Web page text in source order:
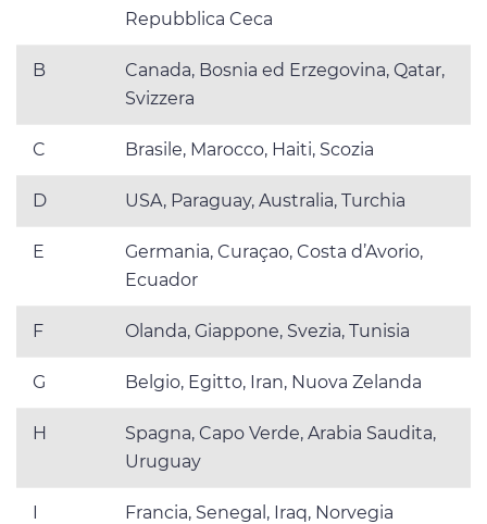
Repubblica Ceca
B
Canada, Bosnia ed Erzegovina, Qatar,
Svizzera
C Brasile, Marocco, Haiti, Scozia
D USA, Paraguay, Australia, Turchia
E
Germania, Curaçao, Costa d’Avorio,
Ecuador
F Olanda, Giappone, Svezia, Tunisia
G Belgio, Egitto, Iran, Nuova Zelanda
H
Spagna, Capo Verde, Arabia Saudita,
Uruguay
I Francia, Senegal, Iraq, Norvegia